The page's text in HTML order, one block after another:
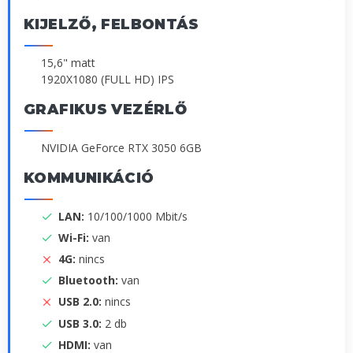
KIJELZŐ, FELBONTÁS
15,6" matt
1920X1080 (FULL HD) IPS
GRAFIKUS VEZÉRLŐ
NVIDIA GeForce RTX 3050 6GB
KOMMUNIKÁCIÓ
LAN: 10/100/1000 Mbit/s
Wi-Fi: van
4G: nincs
Bluetooth: van
USB 2.0: nincs
USB 3.0: 2 db
HDMI: van